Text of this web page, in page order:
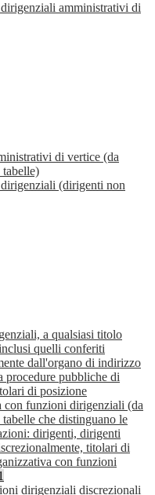
amministrativi di
di vertice (da
(dirigenti non
a qualsiasi titolo
quelli conferiti
dall'organo di indirizzo
procedure pubbliche di
di posizione
con funzioni dirigenziali (da
che distinguano le
dirigenti, dirigenti
titolari di
con funzioni
dirigenziali discrezionali